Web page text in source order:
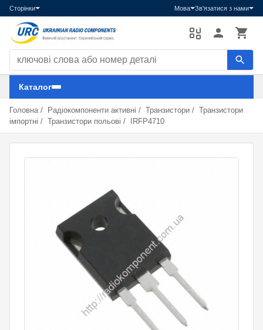
Сторінки Мова Зв'язатися з нами
Пошук компонентів
Каталог
Головна / Радіокомпоненти активні / Транзистори / Транзистори
імпортні / Транзистори польові / IRFP4710